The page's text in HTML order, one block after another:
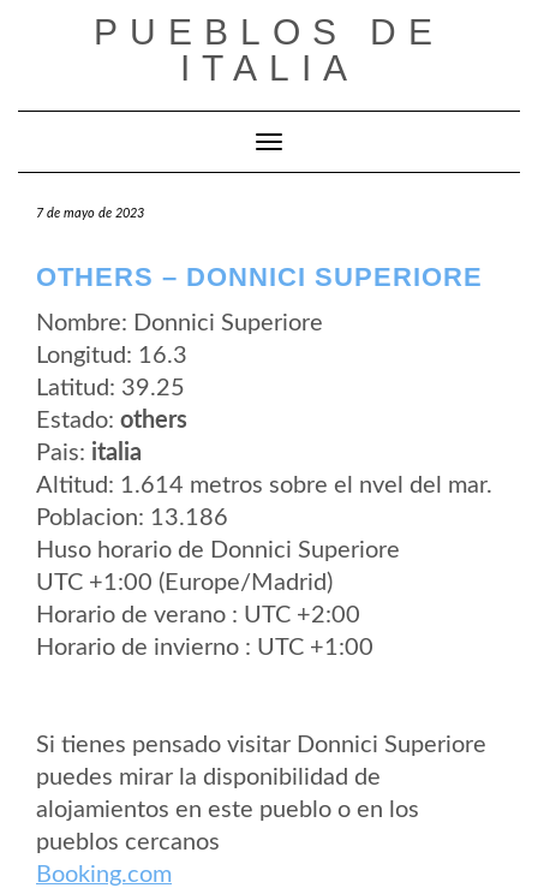
PUEBLOS DE
ITALIA
Cambiar modo de navegación
7 de mayo de 2023
OTHERS – DONNICI SUPERIORE
Nombre: Donnici Superiore
Longitud: 16.3
Latitud: 39.25
Estado: others
Pais: italia
Altitud: 1.614 metros sobre el nvel del mar.
Poblacion: 13.186
Huso horario de Donnici Superiore
UTC +1:00 (Europe/Madrid)
Horario de verano : UTC +2:00
Horario de invierno : UTC +1:00
Si tienes pensado visitar Donnici Superiore
puedes mirar la disponibilidad de
alojamientos en este pueblo o en los
pueblos cercanos
Booking.com